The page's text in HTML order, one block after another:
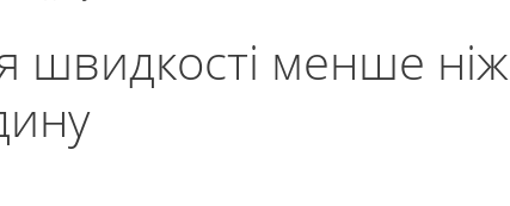
менше ніж